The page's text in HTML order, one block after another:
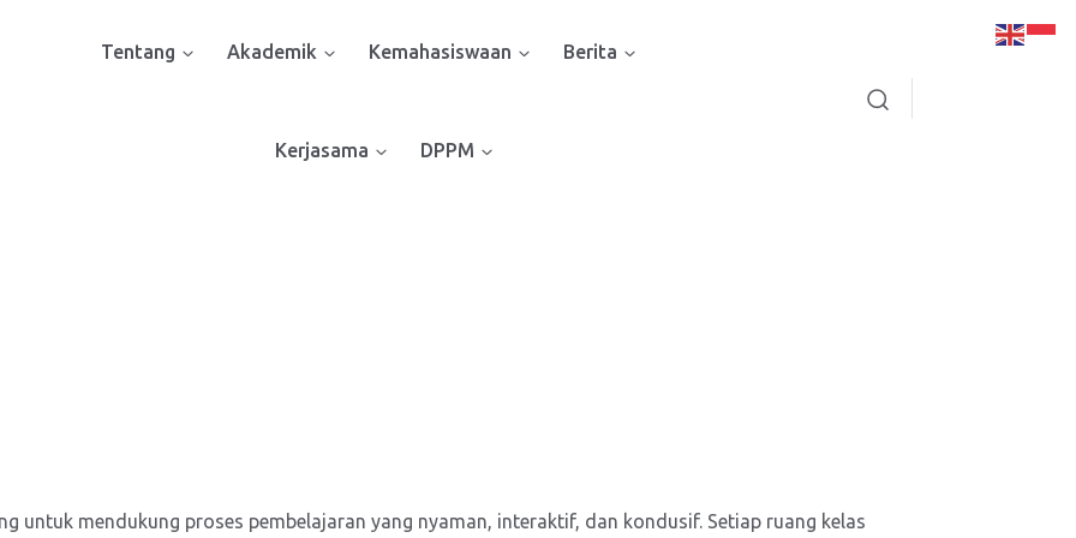
Tentang Akademik Kemahasiswaan Berita
Kerjasama DPPM
untuk mendukung proses pembelajaran yang nyaman, interaktif, dan kondusif. Setiap ruang kelas